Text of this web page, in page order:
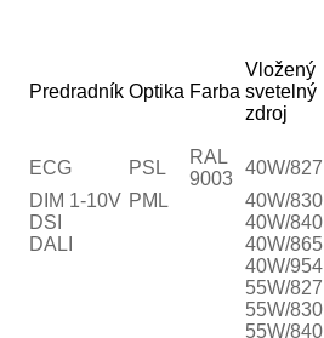
Predradník Optika Farba
Vložený
svetelný
zdroj
ECG PSL
RAL
9003
40W/827
DIM 1-10V PML 40W/830
DSI
40W/840
DALI
40W/865
40W/954
55W/827
55W/830
55W/840